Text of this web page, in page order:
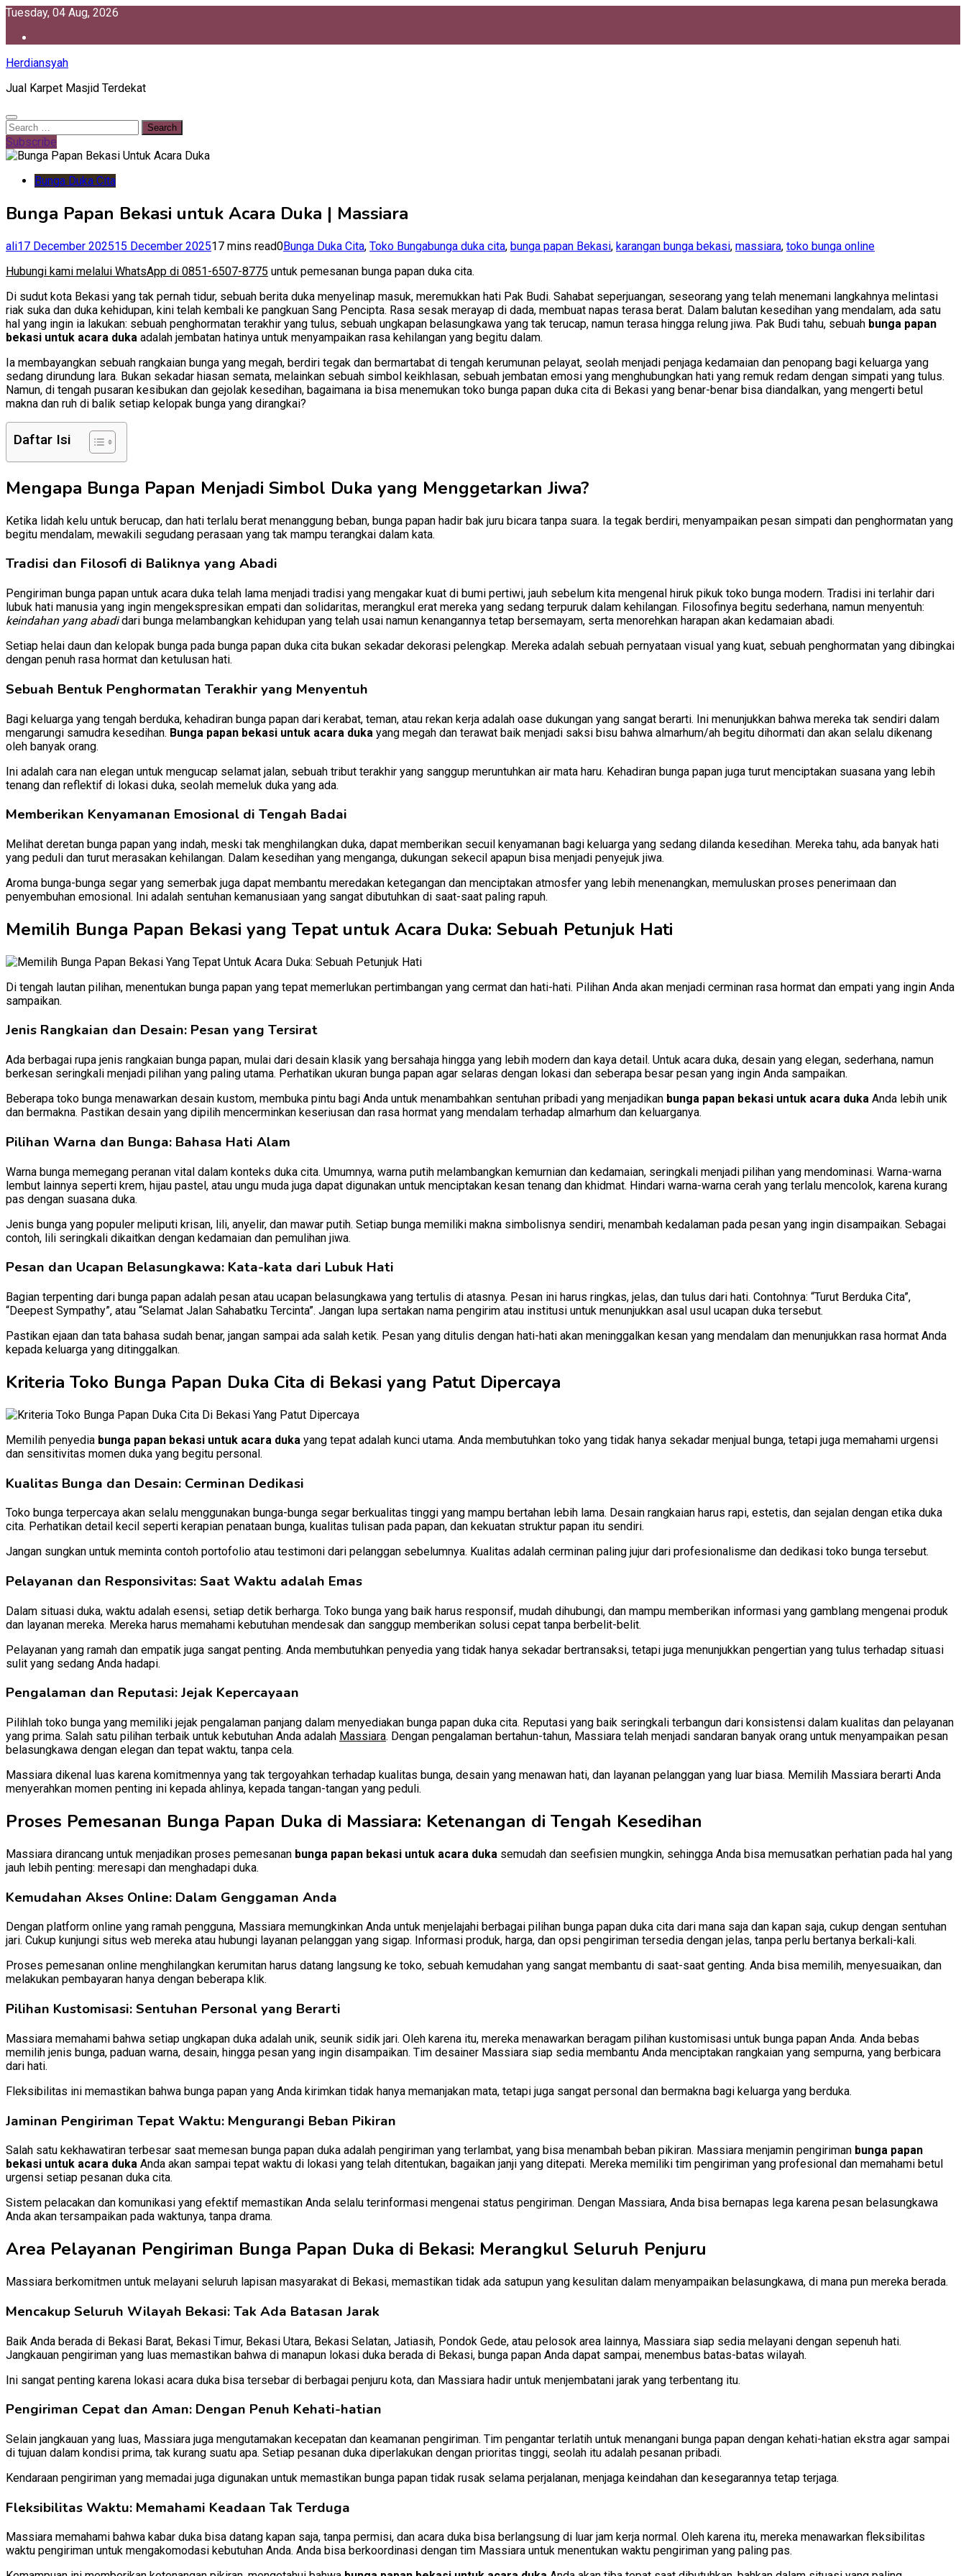
Skip
content
Tuesday, 04 Aug, 2026
Herdiansyah
Jual Karpet Masjid Terdekat
Search
for:
Subscribe
Bunga Duka Cita
Bunga Papan Bekasi untuk Acara Duka | Massiara
ali17 December 202515 December 202517 mins read0Bunga Duka Cita, Toko Bungabunga duka cita, bunga papan Bekasi, karangan bunga bekasi, massiara, toko bunga online
Hubungi kami melalui WhatsApp di 0851-6507-8775 untuk pemesanan bunga papan duka cita.
Di sudut kota Bekasi yang tak pernah tidur, sebuah berita duka menyelinap masuk, meremukkan hati Pak Budi. Sahabat seperjuangan, seseorang yang telah menemani langkahnya melintasi
riak suka dan duka kehidupan, kini telah kembali ke pangkuan Sang Pencipta. Rasa sesak merayap di dada, membuat napas terasa berat. Dalam balutan kesedihan yang mendalam, ada satu
hal yang ingin ia lakukan: sebuah penghormatan terakhir yang tulus, sebuah ungkapan belasungkawa yang tak terucap, namun terasa hingga relung jiwa. Pak Budi tahu, sebuah bunga papan
bekasi untuk acara duka adalah jembatan hatinya untuk menyampaikan rasa kehilangan yang begitu dalam.
Ia membayangkan sebuah rangkaian bunga yang megah, berdiri tegak dan bermartabat di tengah kerumunan pelayat, seolah menjadi penjaga kedamaian dan penopang bagi keluarga yang
sedang dirundung lara. Bukan sekadar hiasan semata, melainkan sebuah simbol keikhlasan, sebuah jembatan emosi yang menghubungkan hati yang remuk redam dengan simpati yang tulus.
Namun, di tengah pusaran kesibukan dan gejolak kesedihan, bagaimana ia bisa menemukan toko bunga papan duka cita di Bekasi yang benar-benar bisa diandalkan, yang mengerti betul
makna dan ruh di balik setiap kelopak bunga yang dirangkai?
Daftar Isi
Mengapa Bunga Papan Menjadi Simbol Duka yang Menggetarkan Jiwa?
Ketika lidah kelu untuk berucap, dan hati terlalu berat menanggung beban, bunga papan hadir bak juru bicara tanpa suara. Ia tegak berdiri, menyampaikan pesan simpati dan penghormatan yang
begitu mendalam, mewakili segudang perasaan yang tak mampu terangkai dalam kata.
Tradisi dan Filosofi di Baliknya yang Abadi
Pengiriman bunga papan untuk acara duka telah lama menjadi tradisi yang mengakar kuat di bumi pertiwi, jauh sebelum kita mengenal hiruk pikuk toko bunga modern. Tradisi ini terlahir dari
lubuk hati manusia yang ingin mengekspresikan empati dan solidaritas, merangkul erat mereka yang sedang terpuruk dalam kehilangan. Filosofinya begitu sederhana, namun menyentuh:
keindahan yang abadidari bunga melambangkan kehidupan yang telah usai namun kenangannya tetap bersemayam, serta menorehkan harapan akan kedamaian abadi.
Setiap helai daun dan kelopak bunga pada bunga papan duka cita bukan sekadar dekorasi pelengkap. Mereka adalah sebuah pernyataan visual yang kuat, sebuah penghormatan yang dibingkai
dengan penuh rasa hormat dan ketulusan hati.
Sebuah Bentuk Penghormatan Terakhir yang Menyentuh
Bagi keluarga yang tengah berduka, kehadiran bunga papan dari kerabat, teman, atau rekan kerja adalah oase dukungan yang sangat berarti. Ini menunjukkan bahwa mereka tak sendiri dalam
mengarungi samudra kesedihan. Bunga papan bekasi untuk acara duka yang megah dan terawat baik menjadi saksi bisu bahwa almarhum/ah begitu dihormati dan akan selalu dikenang
oleh banyak orang.
Ini adalah cara nan elegan untuk mengucap selamat jalan, sebuah tribut terakhir yang sanggup meruntuhkan air mata haru. Kehadiran bunga papan juga turut menciptakan suasana yang lebih
tenang dan reflektif di lokasi duka, seolah memeluk duka yang ada.
Memberikan Kenyamanan Emosional di Tengah Badai
Melihat deretan bunga papan yang indah, meski tak menghilangkan duka, dapat memberikan secuil kenyamanan bagi keluarga yang sedang dilanda kesedihan. Mereka tahu, ada banyak hati
yang peduli dan turut merasakan kehilangan. Dalam kesedihan yang menganga, dukungan sekecil apapun bisa menjadi penyejuk jiwa.
Aroma bunga-bunga segar yang semerbak juga dapat membantu meredakan ketegangan dan menciptakan atmosfer yang lebih menenangkan, memuluskan proses penerimaan dan
penyembuhan emosional. Ini adalah sentuhan kemanusiaan yang sangat dibutuhkan di saat-saat paling rapuh.
Memilih Bunga Papan Bekasi yang Tepat untuk Acara Duka: Sebuah Petunjuk Hati
Di tengah lautan pilihan, menentukan bunga papan yang tepat memerlukan pertimbangan yang cermat dan hati-hati. Pilihan Anda akan menjadi cerminan rasa hormat dan empati yang ingin Anda
sampaikan.
Jenis Rangkaian dan Desain: Pesan yang Tersirat
Ada berbagai rupa jenis rangkaian bunga papan, mulai dari desain klasik yang bersahaja hingga yang lebih modern dan kaya detail. Untuk acara duka, desain yang elegan, sederhana, namun
berkesan seringkali menjadi pilihan yang paling utama. Perhatikan ukuran bunga papan agar selaras dengan lokasi dan seberapa besar pesan yang ingin Anda sampaikan.
Beberapa toko bunga menawarkan desain kustom, membuka pintu bagi Anda untuk menambahkan sentuhan pribadi yang menjadikan bunga papan bekasi untuk acara duka Anda lebih unik
dan bermakna. Pastikan desain yang dipilih mencerminkan keseriusan dan rasa hormat yang mendalam terhadap almarhum dan keluarganya.
Pilihan Warna dan Bunga: Bahasa Hati Alam
Warna bunga memegang peranan vital dalam konteks duka cita. Umumnya, warna putih melambangkan kemurnian dan kedamaian, seringkali menjadi pilihan yang mendominasi. Warna-warna
lembut lainnya seperti krem, hijau pastel, atau ungu muda juga dapat digunakan untuk menciptakan kesan tenang dan khidmat. Hindari warna-warna cerah yang terlalu mencolok, karena kurang
pas dengan suasana duka.
Jenis bunga yang populer meliputi krisan, lili, anyelir, dan mawar putih. Setiap bunga memiliki makna simbolisnya sendiri, menambah kedalaman pada pesan yang ingin disampaikan. Sebagai
contoh, lili seringkali dikaitkan dengan kedamaian dan pemulihan jiwa.
Pesan dan Ucapan Belasungkawa: Kata-kata dari Lubuk Hati
Bagian terpenting dari bunga papan adalah pesan atau ucapan belasungkawa yang tertulis di atasnya. Pesan ini harus ringkas, jelas, dan tulus dari hati. Contohnya: “Turut Berduka Cita”,
“Deepest Sympathy”, atau “Selamat Jalan Sahabatku Tercinta”. Jangan lupa sertakan nama pengirim atau institusi untuk menunjukkan asal usul ucapan duka tersebut.
Pastikan ejaan dan tata bahasa sudah benar, jangan sampai ada salah ketik. Pesan yang ditulis dengan hati-hati akan meninggalkan kesan yang mendalam dan menunjukkan rasa hormat Anda
kepada keluarga yang ditinggalkan.
Kriteria Toko Bunga Papan Duka Cita di Bekasi yang Patut Dipercaya
Memilih penyedia bunga papan bekasi untuk acara duka yang tepat adalah kunci utama. Anda membutuhkan toko yang tidak hanya sekadar menjual bunga, tetapi juga memahami urgensi
dan sensitivitas momen duka yang begitu personal.
Kualitas Bunga dan Desain: Cerminan Dedikasi
Toko bunga terpercaya akan selalu menggunakan bunga-bunga segar berkualitas tinggi yang mampu bertahan lebih lama. Desain rangkaian harus rapi, estetis, dan sejalan dengan etika duka
cita. Perhatikan detail kecil seperti kerapian penataan bunga, kualitas tulisan pada papan, dan kekuatan struktur papan itu sendiri.
Jangan sungkan untuk meminta contoh portofolio atau testimoni dari pelanggan sebelumnya. Kualitas adalah cerminan paling jujur dari profesionalisme dan dedikasi toko bunga tersebut.
Pelayanan dan Responsivitas: Saat Waktu adalah Emas
Dalam situasi duka, waktu adalah esensi, setiap detik berharga. Toko bunga yang baik harus responsif, mudah dihubungi, dan mampu memberikan informasi yang gamblang mengenai produk
dan layanan mereka. Mereka harus memahami kebutuhan mendesak dan sanggup memberikan solusi cepat tanpa berbelit-belit.
Pelayanan yang ramah dan empatik juga sangat penting. Anda membutuhkan penyedia yang tidak hanya sekadar bertransaksi, tetapi juga menunjukkan pengertian yang tulus terhadap situasi
sulit yang sedang Anda hadapi.
Pengalaman dan Reputasi: Jejak Kepercayaan
Pilihlah toko bunga yang memiliki jejak pengalaman panjang dalam menyediakan bunga papan duka cita. Reputasi yang baik seringkali terbangun dari konsistensi dalam kualitas dan pelayanan
yang prima. Salah satu pilihan terbaik untuk kebutuhan Anda adalah Massiara. Dengan pengalaman bertahun-tahun, Massiara telah menjadi sandaran banyak orang untuk menyampaikan pesan
belasungkawa dengan elegan dan tepat waktu, tanpa cela.
Massiara dikenal luas karena komitmennya yang tak tergoyahkan terhadap kualitas bunga, desain yang menawan hati, dan layanan pelanggan yang luar biasa. Memilih Massiara berarti Anda
menyerahkan momen penting ini kepada ahlinya, kepada tangan-tangan yang peduli.
Proses Pemesanan Bunga Papan Duka di Massiara: Ketenangan di Tengah Kesedihan
Massiara dirancang untuk menjadikan proses pemesanan bunga papan bekasi untuk acara duka semudah dan seefisien mungkin, sehingga Anda bisa memusatkan perhatian pada hal yang
jauh lebih penting: meresapi dan menghadapi duka.
Kemudahan Akses Online: Dalam Genggaman Anda
Dengan platform online yang ramah pengguna, Massiara memungkinkan Anda untuk menjelajahi berbagai pilihan bunga papan duka cita dari mana saja dan kapan saja, cukup dengan sentuhan
jari. Cukup kunjungi situs web mereka atau hubungi layanan pelanggan yang sigap. Informasi produk, harga, dan opsi pengiriman tersedia dengan jelas, tanpa perlu bertanya berkali-kali.
Proses pemesanan online menghilangkan kerumitan harus datang langsung ke toko, sebuah kemudahan yang sangat membantu di saat-saat genting. Anda bisa memilih, menyesuaikan, dan
melakukan pembayaran hanya dengan beberapa klik.
Pilihan Kustomisasi: Sentuhan Personal yang Berarti
Massiara memahami bahwa setiap ungkapan duka adalah unik, seunik sidik jari. Oleh karena itu, mereka menawarkan beragam pilihan kustomisasi untuk bunga papan Anda. Anda bebas
memilih jenis bunga, paduan warna, desain, hingga pesan yang ingin disampaikan. Tim desainer Massiara siap sedia membantu Anda menciptakan rangkaian yang sempurna, yang berbicara
dari hati.
Fleksibilitas ini memastikan bahwa bunga papan yang Anda kirimkan tidak hanya memanjakan mata, tetapi juga sangat personal dan bermakna bagi keluarga yang berduka.
Jaminan Pengiriman Tepat Waktu: Mengurangi Beban Pikiran
Salah satu kekhawatiran terbesar saat memesan bunga papan duka adalah pengiriman yang terlambat, yang bisa menambah beban pikiran. Massiara menjamin pengiriman bunga papan
bekasi untuk acara duka Anda akan sampai tepat waktu di lokasi yang telah ditentukan, bagaikan janji yang ditepati. Mereka memiliki tim pengiriman yang profesional dan memahami betul
urgensi setiap pesanan duka cita.
Sistem pelacakan dan komunikasi yang efektif memastikan Anda selalu terinformasi mengenai status pengiriman. Dengan Massiara, Anda bisa bernapas lega karena pesan belasungkawa
Anda akan tersampaikan pada waktunya, tanpa drama.
Area Pelayanan Pengiriman Bunga Papan Duka di Bekasi: Merangkul Seluruh Penjuru
Massiara berkomitmen untuk melayani seluruh lapisan masyarakat di Bekasi, memastikan tidak ada satupun yang kesulitan dalam menyampaikan belasungkawa, di mana pun mereka berada.
Mencakup Seluruh Wilayah Bekasi: Tak Ada Batasan Jarak
Baik Anda berada di Bekasi Barat, Bekasi Timur, Bekasi Utara, Bekasi Selatan, Jatiasih, Pondok Gede, atau pelosok area lainnya, Massiara siap sedia melayani dengan sepenuh hati.
Jangkauan pengiriman yang luas memastikan bahwa di manapun lokasi duka berada di Bekasi, bunga papan Anda dapat sampai, menembus batas-batas wilayah.
Ini sangat penting karena lokasi acara duka bisa tersebar di berbagai penjuru kota, dan Massiara hadir untuk menjembatani jarak yang terbentang itu.
Pengiriman Cepat dan Aman: Dengan Penuh Kehati-hatian
Selain jangkauan yang luas, Massiara juga mengutamakan kecepatan dan keamanan pengiriman. Tim pengantar terlatih untuk menangani bunga papan dengan kehati-hatian ekstra agar sampai
di tujuan dalam kondisi prima, tak kurang suatu apa. Setiap pesanan duka diperlakukan dengan prioritas tinggi, seolah itu adalah pesanan pribadi.
Kendaraan pengiriman yang memadai juga digunakan untuk memastikan bunga papan tidak rusak selama perjalanan, menjaga keindahan dan kesegarannya tetap terjaga.
Fleksibilitas Waktu: Memahami Keadaan Tak Terduga
Massiara memahami bahwa kabar duka bisa datang kapan saja, tanpa permisi, dan acara duka bisa berlangsung di luar jam kerja normal. Oleh karena itu, mereka menawarkan fleksibilitas
waktu pengiriman untuk mengakomodasi kebutuhan Anda. Anda bisa berkoordinasi dengan tim Massiara untuk menentukan waktu pengiriman yang paling pas.